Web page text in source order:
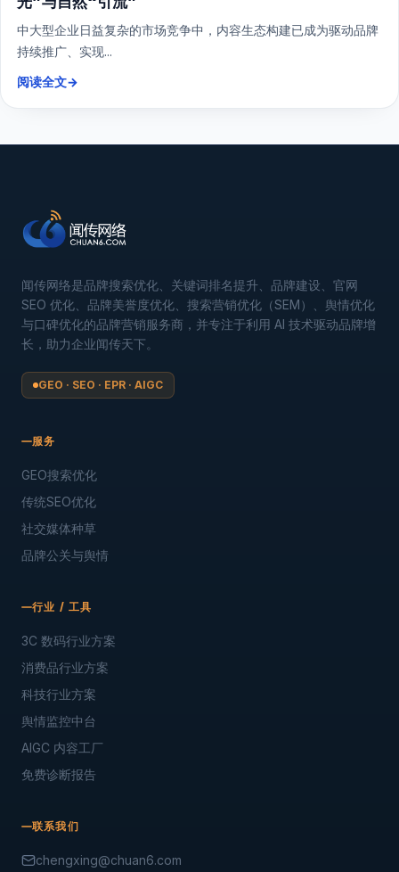
2025.09.28
内容生态构建：中大型企业实现持续“推广”、深度“曝
中大型企业日益复杂的市场竞争中，内容生态构建已成为驱动品牌
持续推广、实现...
阅读全文→
闻传网络是品牌搜索优化、关键词排名提升、品牌建设、官网
长，助力企业闻传天下。
GEO · SEO · EPR · AIGC
GEO搜索优化
传统SEO优化
品牌公关与舆情